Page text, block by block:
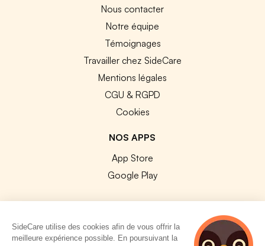
Nous contacter
Notre équipe
Témoignages
Travailler chez SideCare
Mentions légales
CGU & RGPD
Cookies
NOS APPS
App Store
Google Play
SideCare utilise des cookies afin de vous offrir la
meilleure expérience possible. En poursuivant la